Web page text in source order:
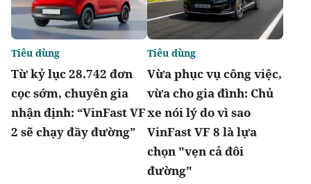
Từ kỷ lục 28.742 đơn
cọc sớm, chuyên gia
nhận định: “VinFast VF
2 sẽ chạy đầy đường”
Tiêu dùng
Vừa phục vụ công việc,
vừa cho gia đình: Chủ
xe nói lý do vì sao
VinFast VF 8 là lựa
chọn "vẹn cả đôi
đường"
Tiêu dùng